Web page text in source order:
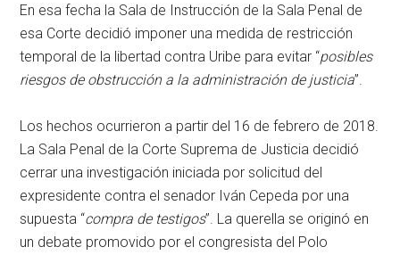
En esa fecha la Sala de Instrucción de la Sala Penal de
esa Corte decidió imponer una medida de restricción
temporal de la libertad contra Uribe para evitar “posibles
riesgos de obstrucción a la administración de justicia”.
Los hechos ocurrieron a partir del 16 de febrero de 2018.
La Sala Penal de la Corte Suprema de Justicia decidió
cerrar una investigación iniciada por solicitud del
expresidente contra el senador Iván Cepeda por una
supuesta “compra de testigos”. La querella se originó en
un debate promovido por el congresista del Polo